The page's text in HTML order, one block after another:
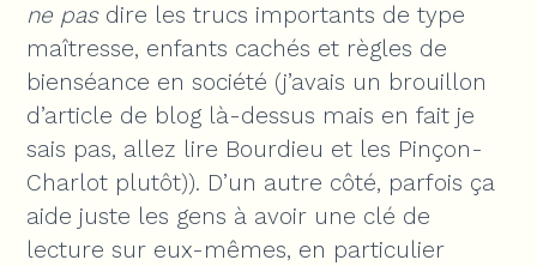
ne pasdire les trucs importants de type
maîtresse, enfants cachés et règles de
bienséance en société (j’avais un brouillon
d’article de blog là-dessus mais en fait je
sais pas, allez lire Bourdieu et les Pinçon-
Charlot plutôt)). D’un autre côté, parfois ça
aide juste les gens à avoir une clé de
lecture sur eux-mêmes, en particulier